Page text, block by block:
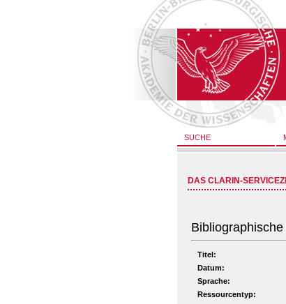
SUCHE
DAS CLARIN-
Titel:
Datum:
Sprache:
Ressourcentyp: